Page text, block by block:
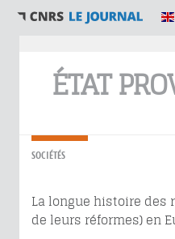
ÉTAT
SOCIÉTÉS
La longue histoire des
de leurs réformes) en